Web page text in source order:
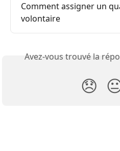
Comment assigner un
volontaire
Avez-vous trouvé la
😞